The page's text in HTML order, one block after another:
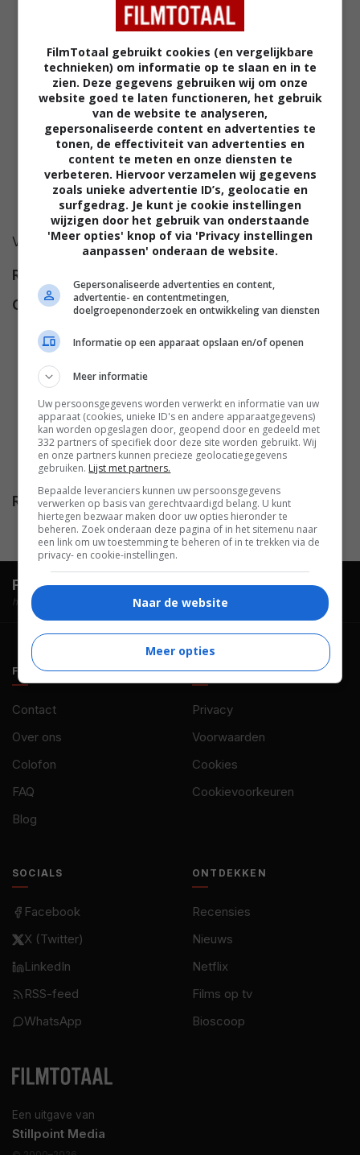
Voor deze film is nog geen synopsis beschikbaar.
Regie
Cast
Ann Magnuson,Natasha
Nicholas,Badja Djola,Vinny
Argiro
Sam Moore ,Miles Dougal,
Kitten Natividad,Bunny
Summers,Bill Nowlin,Shelly
Desai.
Release
17.05.2002
FilmTotaal.Hét online filmoverzicht.
hosted by
Een uitgave van
Stillpoint Media
FILMTOTAAL
Contact
Over ons
Colofon
FAQ
Blog
BELEID
Privacy
Voorwaarden
Cookies
Cookievoorkeuren
SOCIALS
Facebook
X (Twitter)
LinkedIn
RSS-feed
WhatsApp
ONTDEKKEN
Recensies
Nieuws
Netflix
Films op tv
Bioscoop
FilmTotaal gebruikt cookies (en vergelijkbare
technieken) om informatie op te slaan en in te
zien. Deze gegevens gebruiken wij om onze
website goed te laten functioneren, het gebruik
van de website te analyseren,
gepersonaliseerde content en advertenties te
tonen, de effectiviteit van advertenties en
content te meten en onze diensten te
verbeteren. Hiervoor verzamelen wij gegevens
zoals unieke advertentie ID’s, geolocatie en
surfgedrag. Je kunt je cookie instellingen
wijzigen door het gebruik van onderstaande
'Meer opties' knop of via 'Privacy instellingen
aanpassen' onderaan de website.
Gepersonaliseerde advertenties en content,
advertentie- en contentmetingen,
doelgroepenonderzoek en ontwikkeling van diensten
Informatie op een apparaat opslaan en/of openen
Meer informatie
Uw persoonsgegevens worden verwerkt en informatie van uw
apparaat (cookies, unieke ID's en andere apparaatgegevens)
kan worden opgeslagen door, geopend door en gedeeld met
332 partners of specifiek door deze site worden gebruikt. Wij
en onze partners kunnen precieze geolocatiegegevens
gebruiken. Lijst met partners.
Bepaalde leveranciers kunnen uw persoonsgegevens
verwerken op basis van gerechtvaardigd belang. U kunt
hiertegen bezwaar maken door uw opties hieronder te
beheren. Zoek onderaan deze pagina of in het sitemenu naar
een link om uw toestemming te beheren of in te trekken via de
privacy- en cookie-instellingen.
Naar de website
Meer opties